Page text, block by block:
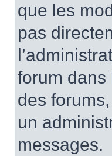
que les
pas
forum dans
des
un
messages.